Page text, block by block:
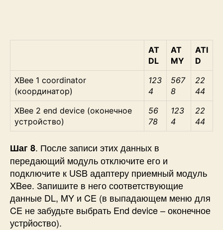
AT
DL
AT
MY
ATI
D
XBee 1 coordinator
(координатор)
123
4
567
8
22
44
XBee 2 end device (оконечное
устройство)
56
78
123
4
22
44
Шаг 8. После записи этих данных в
передающий модуль отключите его и
подключите к USB адаптеру приемный модуль
XBee. Запишите в него соответствующие
данные DL, MY и CE (в выпадающем меню для
CE не забудьте выбрать End device – оконечное
устрйоство).